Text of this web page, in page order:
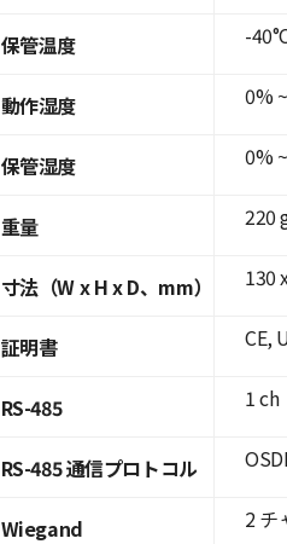
保管温度
動作湿度
保管湿度
重量
寸法（W x H x D、mm）
証明書
RS-485
RS-485 通信プロトコル
Wiegand
-
0%
0%
220
130
CE,
1 ch
2 チ